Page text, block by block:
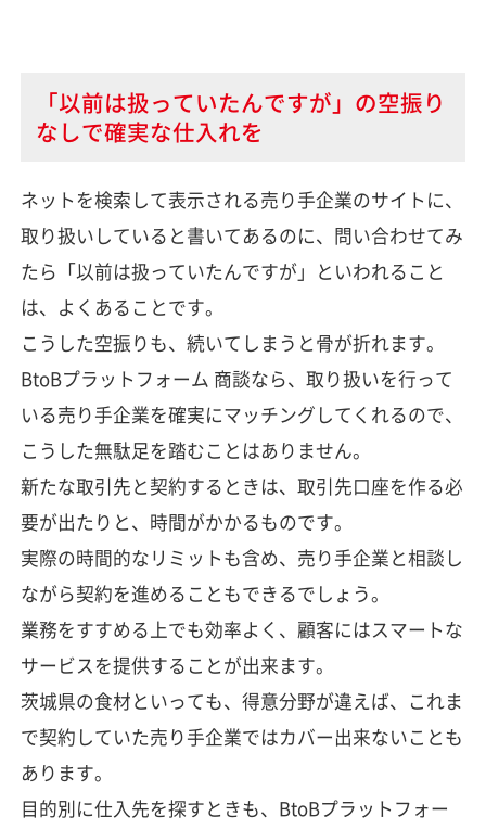
「以前は扱っていたんですが」の空振り
なしで確実な仕入れを
ネットを検索して表示される売り手企業のサイトに、
取り扱いしていると書いてあるのに、問い合わせてみ
たら「以前は扱っていたんですが」といわれること
は、よくあることです。
こうした空振りも、続いてしまうと骨が折れます。
BtoBプラットフォーム 商談なら、取り扱いを行って
いる売り手企業を確実にマッチングしてくれるので、
こうした無駄足を踏むことはありません。
新たな取引先と契約するときは、取引先口座を作る必
要が出たりと、時間がかかるものです。
実際の時間的なリミットも含め、売り手企業と相談し
ながら契約を進めることもできるでしょう。
業務をすすめる上でも効率よく、顧客にはスマートな
サービスを提供することが出来ます。
茨城県の食材といっても、得意分野が違えば、これま
で契約していた売り手企業ではカバー出来ないことも
あります。
目的別に仕入先を探すときも、BtoBプラットフォー